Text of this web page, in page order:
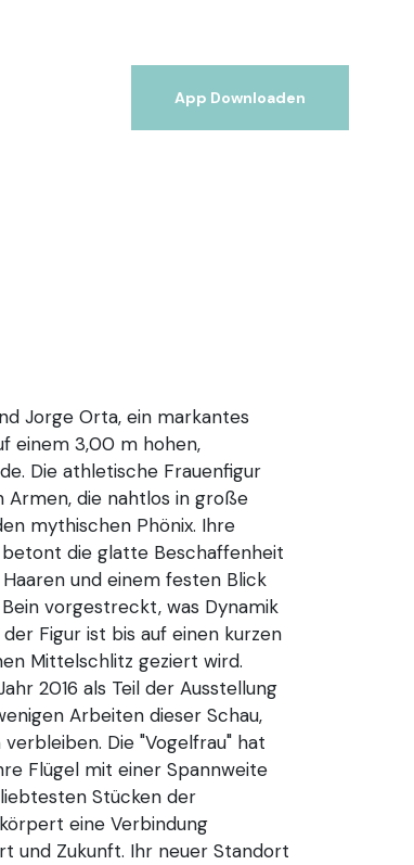
App Downloaden
Jorge Orta, ein markantes
einem 3,00 m hohen,
Die athletische Frauenfigur
die nahtlos in große
mythischen Phönix. Ihre
die glatte Beschaffenheit
und einem festen Blick
vorgestreckt, was Dynamik
Figur ist bis auf einen kurzen
Mittelschlitz geziert wird.
2016 als Teil der Ausstellung
Arbeiten dieser Schau,
Die "Vogelfrau" hat
Flügel mit einer Spannweite
Stücken der
eine Verbindung
und Zukunft. Ihr neuer Standort